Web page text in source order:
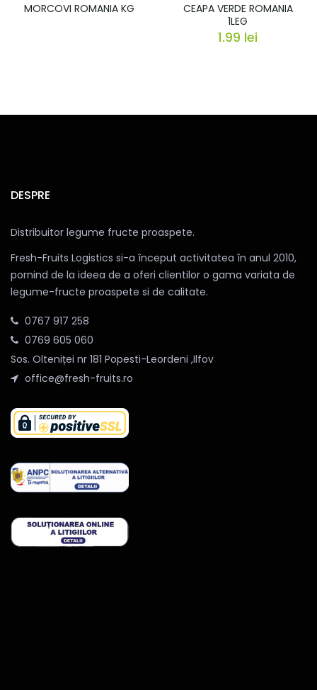
MORCOVI ROMANIA KG
CEAPA VERDE ROMANIA
1LEG
1.99 lei
DESPRE
Distribuitor legume fructe proaspete.
Fresh-Fruits Logistics si-a început activitatea în anul 2010,
pornind de la ideea de a oferi clientilor o gama variata de
legume-fructe proaspete si de calitate.
0767 917 258
0769 605 060
Sos. Olteniței nr 181 Popesti-Leordeni ,Ilfov
office@fresh-fruits.ro